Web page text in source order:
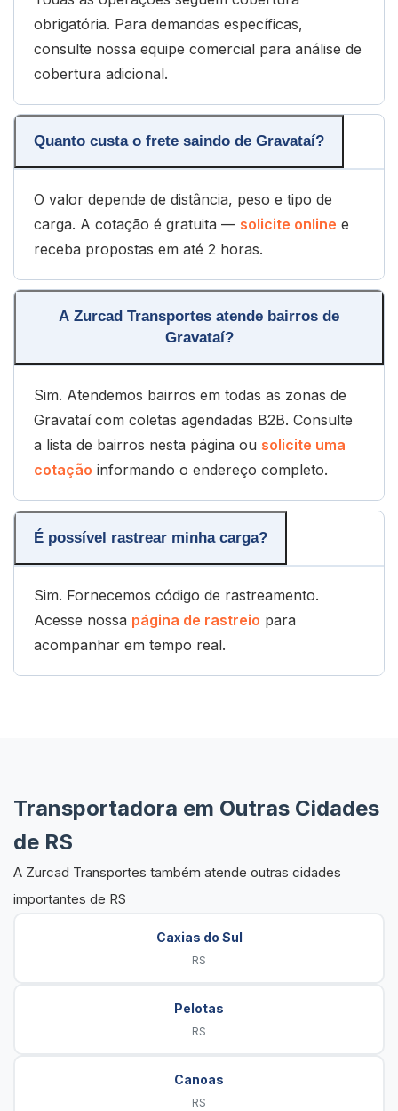
obrigatória. Para demandas específicas,
consulte nossa equipe comercial para análise de
cobertura adicional.
Quanto custa o frete saindo de Gravataí?
O valor depende de distância, peso e tipo de
carga. A cotação é gratuita — solicite online e
receba propostas em até 2 horas.
A Zurcad Transportes atende bairros de
Gravataí?
Sim. Atendemos bairros em todas as zonas de
Gravataí com coletas agendadas B2B. Consulte
a lista de bairros nesta página ou solicite uma
cotação informando o endereço completo.
É possível rastrear minha carga?
Sim. Fornecemos código de rastreamento.
Acesse nossa página de rastreio para
acompanhar em tempo real.
Transportadora em Outras Cidades
de RS
A Zurcad Transportes também atende outras cidades
importantes de RS
Caxias do Sul
RS
Pelotas
RS
Canoas
RS